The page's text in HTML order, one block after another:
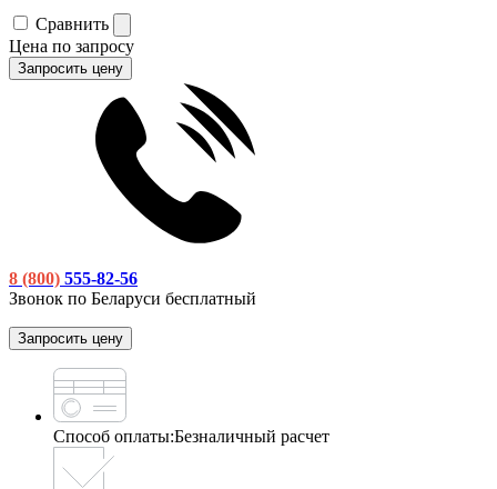
Сравнить
Цена по запросу
Запросить цену
8 (800) 555-82-56
Звонок по Беларуси бесплатный
Запросить цену
Способ оплаты:Безналичный расчет